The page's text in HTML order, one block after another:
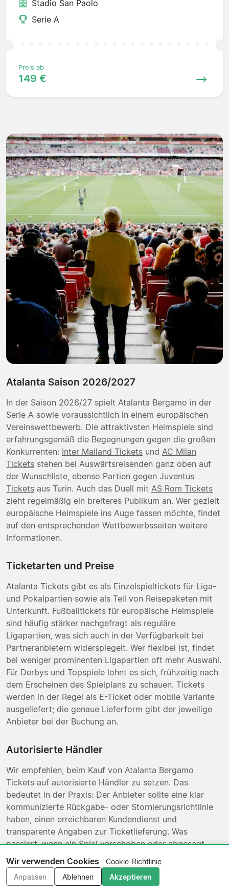
Stadio San Paolo
Serie A
Preis ab
149 €
Atalanta Saison 2026/2027
In der Saison 2026/27 spielt Atalanta Bergamo in der
Serie A sowie voraussichtlich in einem europäischen
Vereinswettbewerb. Die attraktivsten Heimspiele sind
erfahrungsgemäß die Begegnungen gegen die großen
Konkurrenten: Inter Mailand Tickets und AC Milan
Tickets stehen bei Auswärtsreisenden ganz oben auf
der Wunschliste, ebenso Partien gegen Juventus
Tickets aus Turin. Auch das Duell mit AS Rom Tickets
zieht regelmäßig ein breiteres Publikum an. Wer gezielt
europäische Heimspiele ins Auge fassen möchte, findet
auf den entsprechenden Wettbewerbsseiten weitere
Informationen.
Ticketarten und Preise
Atalanta Tickets gibt es als Einzelspieltickets für Liga-
und Pokalpartien sowie als Teil von Reisepaketen mit
Unterkunft. Fußballtickets für europäische Heimspiele
sind häufig stärker nachgefragt als reguläre
Ligapartien, was sich auch in der Verfügbarkeit bei
Partneranbietern widerspiegelt. Wer flexibel ist, findet
bei weniger prominenten Ligapartien oft mehr Auswahl.
Für Derbys und Topspiele lohnt es sich, frühzeitig nach
dem Erscheinen des Spielplans zu schauen. Tickets
werden in der Regel als E-Ticket oder mobile Variante
ausgeliefert; die genaue Lieferform gibt der jeweilige
Anbieter bei der Buchung an.
Autorisierte Händler
Wir empfehlen, beim Kauf von Atalanta Bergamo
Tickets auf autorisierte Händler zu setzen. Das
bedeutet in der Praxis: Der Anbieter sollte eine klar
kommunizierte Rückgabe- oder Stornierungsrichtlinie
haben, einen erreichbaren Kundendienst und
transparente Angaben zur Ticketlieferung. Was
passiert, wenn ein Spiel verschoben oder abgesagt
wird? Seriöse Anbieter regeln das in ihren
Buchungskonditionen. Die auf dieser Seite gelisteten
Partner sind erfahrene Ticket- und Reiseunternehmen;
Wir verwenden Cookies
Cookie-Richtlinie
Anpassen
Ablehnen Akzeptieren